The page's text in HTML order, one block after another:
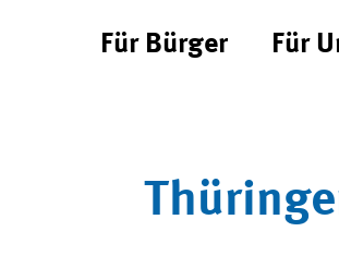
Für Bürger Für